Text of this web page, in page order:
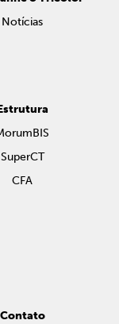
Notícias
SuperCT
CFA
Contato